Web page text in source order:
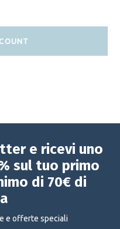
e ricevi uno
sul tuo primo
di 70€ di
e offerte speciali